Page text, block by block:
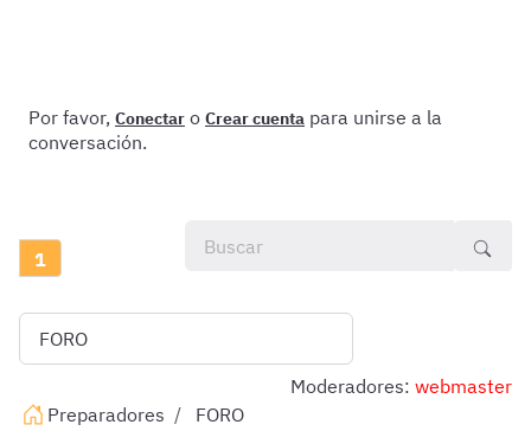
Por favor, Conectar o Crear cuenta para unirse a la
conversación.
1
Moderadores: webmaster
Preparadores
FORO